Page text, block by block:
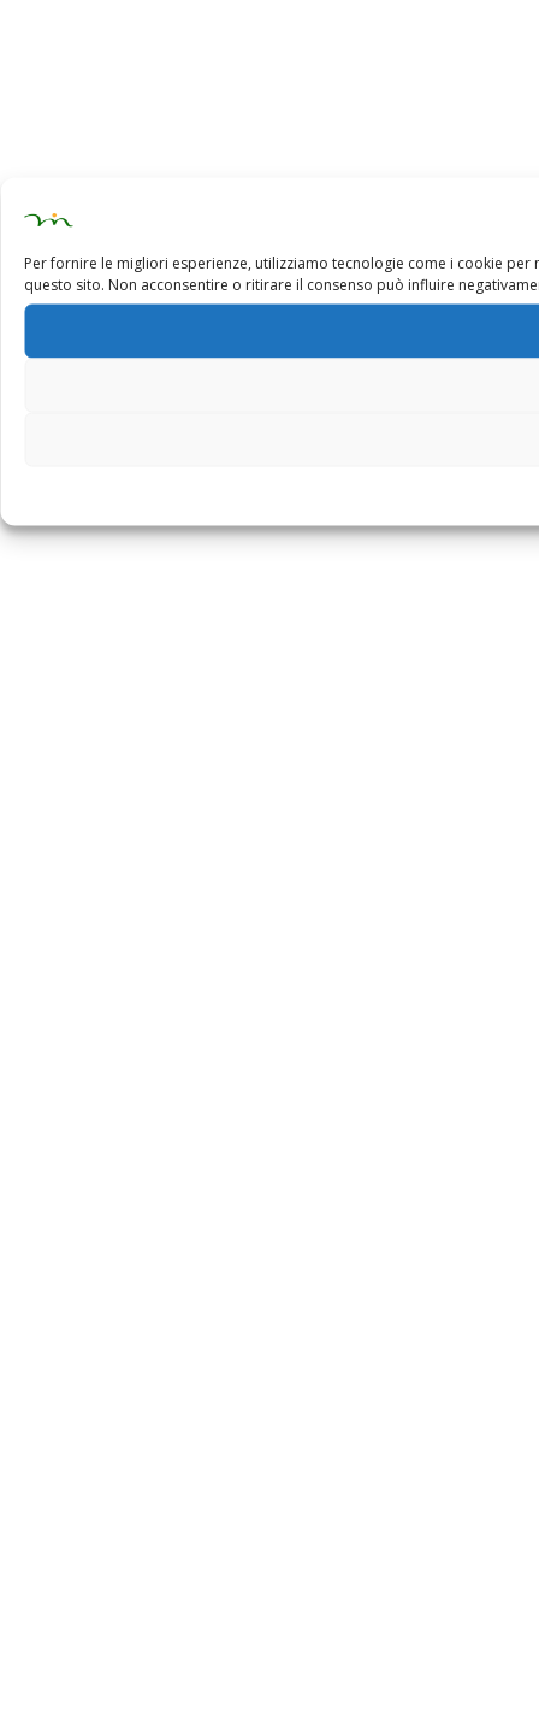
Per fornire le migliori esperienze, utilizziamo tecnologie come i cookie
questo sito. Non acconsentire o ritirare il consenso può influire